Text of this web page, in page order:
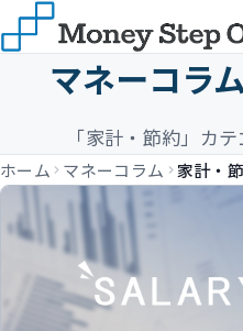
マネーコラ
「家計・節約」カ
ホーム マネーコラム 家計・